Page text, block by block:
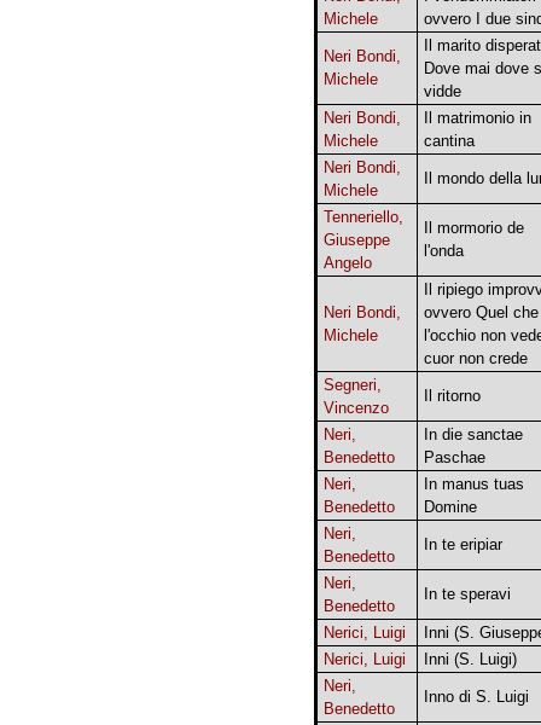
Michele
ovvero I due
Neri Bondi,
Michele
Il marito
Dove mai dove
vidde
Neri Bondi,
Michele
Il matrimonio in
cantina
Neri Bondi,
Michele
Il mondo della
Tenneriello,
Giuseppe
Angelo
Il mormorio de
l'onda
Neri Bondi,
Michele
Il ripiego
ovvero Quel che
l'occhio non
cuor non crede
Segneri,
Vincenzo
Il ritorno
Neri,
Benedetto
In die sanctae
Paschae
Neri,
Benedetto
In manus tuas
Domine
Neri,
Benedetto
In te eripiar
Neri,
Benedetto
In te speravi
Nerici, Luigi
Inni (S.
Nerici, Luigi
Inni (S. Luigi)
Neri,
Benedetto
Inno di S. Luigi